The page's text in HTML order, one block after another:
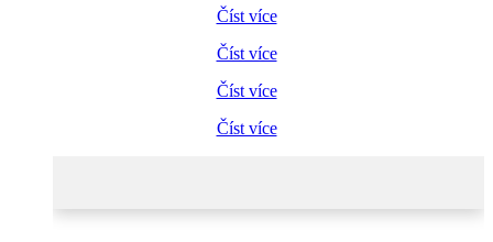
Číst více
Číst více
Číst více
Číst více